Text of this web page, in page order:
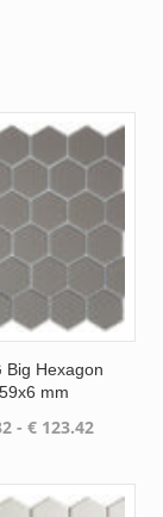
Big Hexagon
mm
- € 123.42
€ 123.42